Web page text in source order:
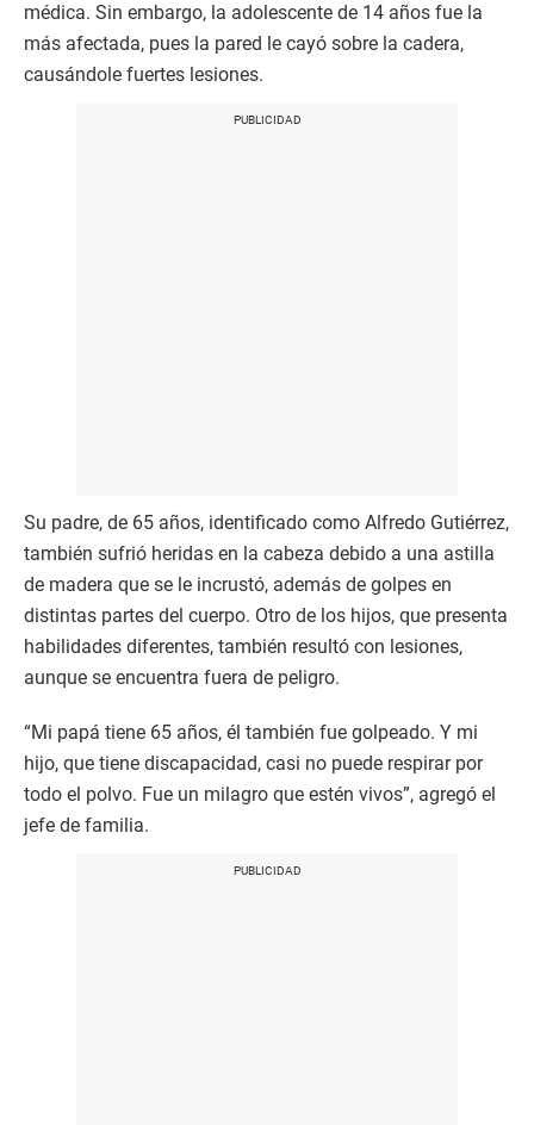
médica. Sin embargo, la adolescente de 14 años fue la
más afectada, pues la pared le cayó sobre la cadera,
causándole fuertes lesiones.
Su padre, de 65 años, identificado como Alfredo Gutiérrez,
también sufrió heridas en la cabeza debido a una astilla
de madera que se le incrustó, además de golpes en
distintas partes del cuerpo. Otro de los hijos, que presenta
habilidades diferentes, también resultó con lesiones,
aunque se encuentra fuera de peligro.
“Mi papá tiene 65 años, él también fue golpeado. Y mi
hijo, que tiene discapacidad, casi no puede respirar por
todo el polvo. Fue un milagro que estén vivos”, agregó el
jefe de familia.